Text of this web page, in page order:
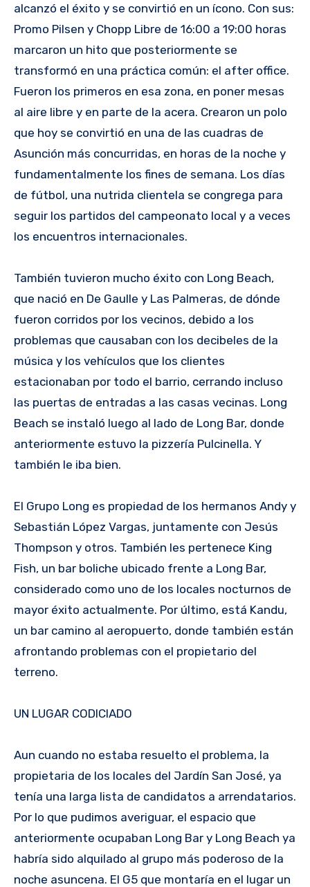
alcanzó el éxito y se convirtió en un ícono. Con sus:
Promo Pilsen y Chopp Libre de 16:00 a 19:00 horas
marcaron un hito que posteriormente se
transformó en una práctica común: el after office.
Fueron los primeros en esa zona, en poner mesas
al aire libre y en parte de la acera. Crearon un polo
que hoy se convirtió en una de las cuadras de
Asunción más concurridas, en horas de la noche y
fundamentalmente los fines de semana. Los días
de fútbol, una nutrida clientela se congrega para
seguir los partidos del campeonato local y a veces
los encuentros internacionales.
También tuvieron mucho éxito con Long Beach,
que nació en De Gaulle y Las Palmeras, de dónde
fueron corridos por los vecinos, debido a los
problemas que causaban con los decibeles de la
música y los vehículos que los clientes
estacionaban por todo el barrio, cerrando incluso
las puertas de entradas a las casas vecinas. Long
Beach se instaló luego al lado de Long Bar, donde
anteriormente estuvo la pizzería Pulcinella. Y
también le iba bien.
El Grupo Long es propiedad de los hermanos Andy y
Sebastián López Vargas, juntamente con Jesús
Thompson y otros. También les pertenece King
Fish, un bar boliche ubicado frente a Long Bar,
considerado como uno de los locales nocturnos de
mayor éxito actualmente. Por último, está Kandu,
un bar camino al aeropuerto, donde también están
afrontando problemas con el propietario del
terreno.
UN LUGAR CODICIADO
Aun cuando no estaba resuelto el problema, la
propietaria de los locales del Jardín San José, ya
tenía una larga lista de candidatos a arrendatarios.
Por lo que pudimos averiguar, el espacio que
anteriormente ocupaban Long Bar y Long Beach ya
habría sido alquilado al grupo más poderoso de la
noche asuncena. El G5 que montaría en el lugar un